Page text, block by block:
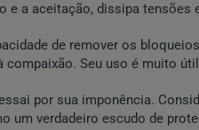
e a aceitação, dissipa
de remover os
compaixão. Seu uso é muito
por sua imponência.
um verdadeiro escudo de